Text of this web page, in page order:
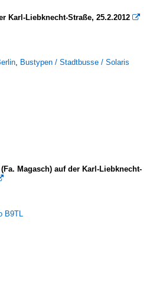
Karl-Liebknecht-Straße, 25.2.2012 
, Bustypen / Stadtbusse / Solaris
Magasch) auf der Karl-Liebknecht-
B9TL